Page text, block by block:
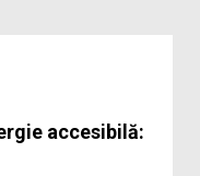
accesibilă: